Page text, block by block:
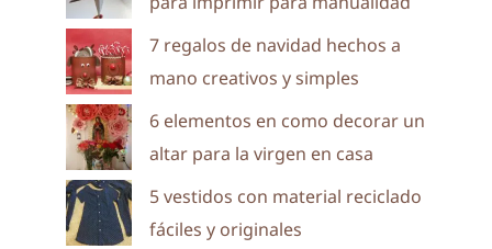
7 regalos de navidad hechos a
mano creativos y simples
6 elementos en como decorar un
altar para la virgen en casa
5 vestidos con material reciclado
fáciles y originales